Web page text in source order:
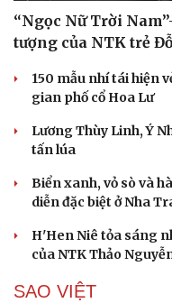
“Ngọc Nữ Trời
tượng của NTK trẻ
150 mẫu nhí tái hiện
gian phố cổ Hoa Lư
Lương Thùy Linh, Ý
tấn lúa
Biển xanh, vỏ sò và
diễn đặc biệt ở Nha
H'Hen Niê tỏa sáng
của NTK Thảo
SAO VIỆT